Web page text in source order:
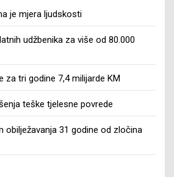
je mjera ljudskosti
udžbenika za više od 80.000
za tri godine 7,4 milijarde KM
teške tjelesne povrede
obilježavanja 31 godine od zločina